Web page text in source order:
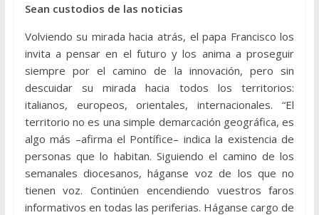
Sean custodios de las noticias
Volviendo su mirada hacia atrás, el papa Francisco los
invita a pensar en el futuro y los anima a proseguir
siempre por el camino de la innovación, pero sin
descuidar su mirada hacia todos los territorios:
italianos, europeos, orientales, internacionales. “El
territorio no es una simple demarcación geográfica, es
algo más –afirma el Pontífice– indica la existencia de
personas que lo habitan. Siguiendo el camino de los
semanales diocesanos, háganse voz de los que no
tienen voz. Continúen encendiendo vuestros faros
informativos en todas las periferias. Háganse cargo de